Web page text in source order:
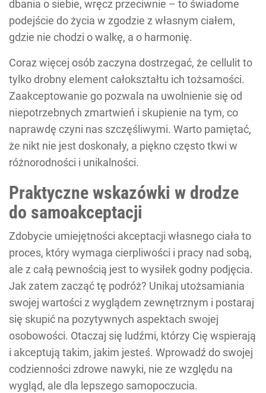
dbania o siebie, wręcz przeciwnie – to świadome
podejście do życia w zgodzie z własnym ciałem,
gdzie nie chodzi o walkę, a o harmonię.
Coraz więcej osób zaczyna dostrzegać, że cellulit to
tylko drobny element całokształtu ich tożsamości.
Zaakceptowanie go pozwala na uwolnienie się od
niepotrzebnych zmartwień i skupienie na tym, co
naprawdę czyni nas szczęśliwymi. Warto pamiętać,
że nikt nie jest doskonały, a piękno często tkwi w
różnorodności i unikalności.
Praktyczne wskazówki w drodze
do samoakceptacji
Zdobycie umiejętności akceptacji własnego ciała to
proces, który wymaga cierpliwości i pracy nad sobą,
ale z całą pewnością jest to wysiłek godny podjęcia.
Jak zatem zacząć tę podróż? Unikaj utożsamiania
swojej wartości z wyglądem zewnętrznym i postaraj
się skupić na pozytywnych aspektach swojej
osobowości. Otaczaj się ludźmi, którzy Cię wspierają
i akceptują takim, jakim jesteś. Wprowadź do swojej
codzienności zdrowe nawyki, nie ze względu na
wygląd, ale dla lepszego samopoczucia.